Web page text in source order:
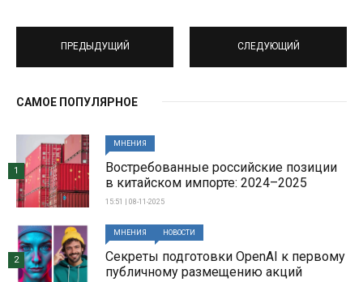
ПРЕДЫДУЩИЙ СЛЕДУЮЩИЙ
САМОЕ ПОПУЛЯРНОЕ
МНЕНИЯ
Востребованные российские позиции
в китайском импорте: 2024–2025
15:51 | 08-11-2025
1
МНЕНИЯ НОВОСТИ
Секреты подготовки OpenAI к первому
публичному размещению акций
2